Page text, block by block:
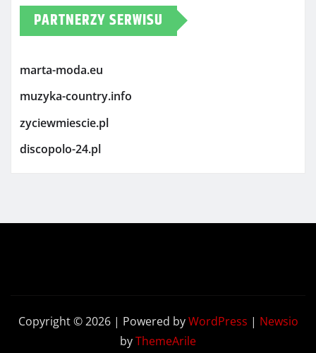
PARTNERZY SERWISU
marta-moda.eu
muzyka-country.info
zyciewmiescie.pl
discopolo-24.pl
Copyright © 2026 | Powered byWordPress | Newsio
byThemeArile